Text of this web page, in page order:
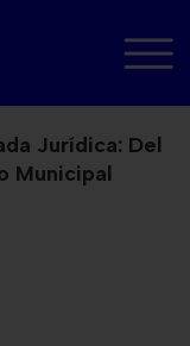
Jurídica: Del
Municipal